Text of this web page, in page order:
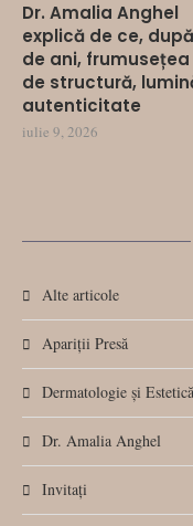
Dr. Amalia Anghel
explică de ce,
de ani, frumusețea
de structură,
autenticitate
iulie 9, 2026
Alte articole
Apariții Presă
Dermatologie și
Dr. Amalia Anghel
Invitați